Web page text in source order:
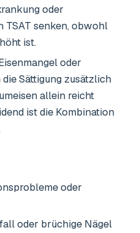
oder
TSAT senken, obwohl
ist.
oder
Sättigung zusätzlich
allein reicht
ist die Kombination
oder
oder brüchige Nägel